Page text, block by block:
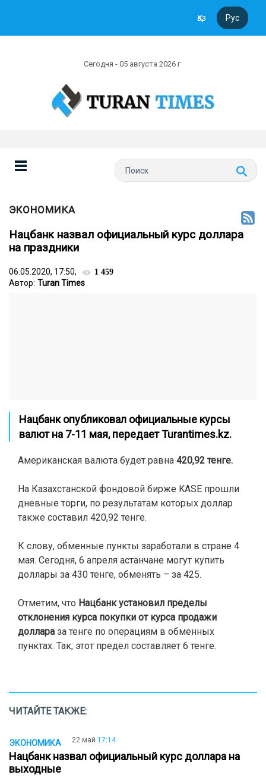
Қаз Рус
Сегодня - 05 августа 2026 г
ЭКОНОМИКА
Нацбанк назвал официальный курс доллара
на праздники
06.05.2020, 17:50, 1 459
Автор: Turan Times
Нацбанк опубликовал официальные курсы
валют на 7-11 мая,передаетTurantimes.kz.
Американская валюта будет равна 420,92 тенге.
На Казахстанской фондовой бирже KASE прошли
дневные торги, по результатам которых доллар
также составил 420,92 тенге.
К слову, обменные пункты заработали в стране 4
мая. Сегодня, 6 апреля астанчане могут купить
доллары за 430 тенге, обменять – за 425.
Отметим, что Нацбанк установил пределы
отклонения курса покупки от курса продажи
доллара за тенге по операциям в обменных
пунктах. Так, этот предел составляет 6 тенге.
ЧИТАЙТЕ ТАКЖЕ:
ЭКОНОМИКА 22 май 17:14
Нацбанк назвал официальный курс доллара на
выходные